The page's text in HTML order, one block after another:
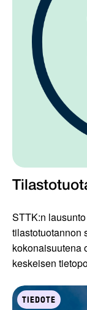
STTK:n
tilastotuotannon
kokonaisuutena
keskeisen
TIEDOTE